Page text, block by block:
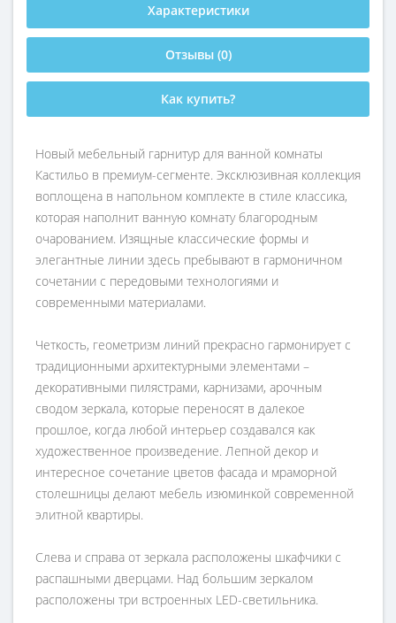
Характеристики
Отзывы (0)
Как купить?
Новый мебельный гарнитур для ванной комнаты
Кастильо в премиум-сегменте. Эксклюзивная коллекция
воплощена в напольном комплекте в стиле классика,
которая наполнит ванную комнату благородным
очарованием. Изящные классические формы и
элегантные линии здесь пребывают в гармоничном
сочетании с передовыми технологиями и
современными материалами.
Четкость, геометризм линий прекрасно гармонирует с
традиционными архитектурными элементами –
декоративными пилястрами, карнизами, арочным
сводом зеркала, которые переносят в далекое
прошлое, когда любой интерьер создавался как
художественное произведение. Лепной декор и
интересное сочетание цветов фасада и мраморной
столешницы делают мебель изюминкой современной
элитной квартиры.
Слева и справа от зеркала расположены шкафчики с
распашными дверцами. Над большим зеркалом
расположены три встроенных LED-светильника.